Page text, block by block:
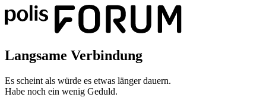
Langsame Verbindung
Es scheint als würde es etwas länger dauern.
Habe noch ein wenig Geduld.